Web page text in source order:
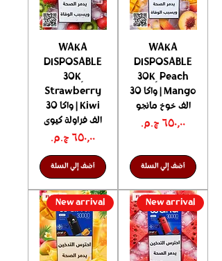
WAKA
DISPOSABLE
30K ٍ Peach
Mango | واكا 30
الف خوخ مانجو
السعر
أضف إلي السلة
WAKA
DISPOSABLE
30K ٍ
Strawberry
Kiwi | واكا 30
الف فراولة كيوى
السعر
أضف إلي السلة
New arrival
New arrival